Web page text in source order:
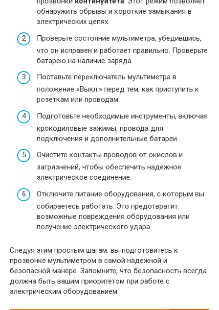
обнаружить обрывы и короткие замыкания в
электрических цепях.
Проверьте состояние мультиметра, убедившись,
что он исправен и работает правильно. Проверьте
батарею на наличие заряда.
Поставьте переключатель мультиметра в
положение «Выкл.» перед тем, как приступить к
розеткам или проводам.
Подготовьте необходимые инструменты, включая
крокодиловые зажимы, провода для
подключения и дополнительные батареи.
Очистите контакты проводов от окислов и
загрязнений, чтобы обеспечить надежное
электрическое соединение.
Отключите питание оборудования, с которым вы
собираетесь работать. Это предотвратит
возможные повреждения оборудования или
получение электрического удара.
Следуя этим простым шагам, вы подготовитесь к
прозвонке мультиметром в самой надежной и
безопасной манере. Запомните, что безопасность всегда
должна быть вашим приоритетом при работе с
электрическим оборудованием.